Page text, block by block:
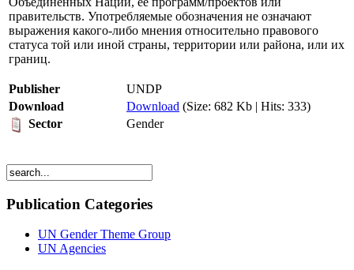
правительств. Употребляемые обозначения не означают
выражения какого-либо мнения относительно правового
статуса той или иной страны, территории или района, или их
границ.
Publisher
UNDP
Download
Download (Size: 682 Kb | Hits: 333)
Sector
Gender
Publication Categories
UN Gender Theme Group
UN Agencies